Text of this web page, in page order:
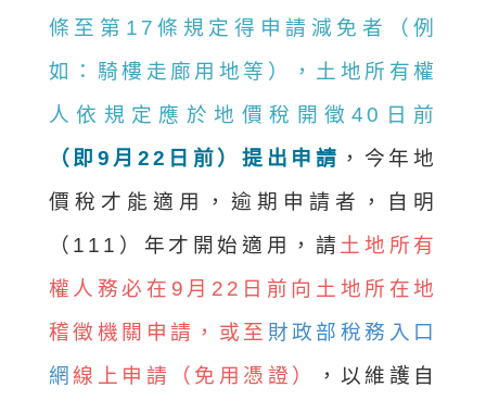
條至第17條規定得申請減免者（例
如：騎樓走廊用地等），土地所有權
人依規定應於地價稅開徵40日前
（ 即9月22日前）提出申請 ，今年地
價稅才能適用，逾期申請者，自明
（111）年才開始適用，請 土地所有
權人務必在9月22日前向土地所在地
稽徵機關申請，或至 財政部稅務入口
網線上申請（免用憑證）
，以維護自